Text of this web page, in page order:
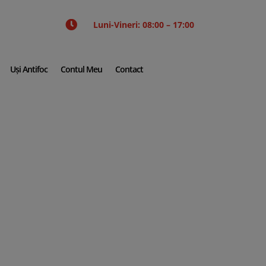
 Luni-Vineri: 08:00 – 17:00
Uși Antifoc Contul Meu Contact